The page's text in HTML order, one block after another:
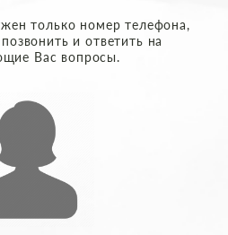
только номер телефона,
и ответить на
Вас вопросы.